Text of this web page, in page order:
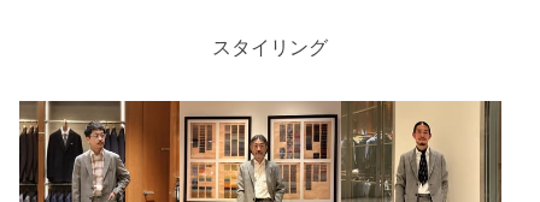
※商品画像は、光の当たり具合やパソコンなどの閲覧環境によ
り、実際の色味と異なって見える場合がございます。あらかじめ
※商品の色味の目安は、商品単体の画像をご参照ください。
店舗へお問い合わせの際は、全国のUNITED ARROWS各店舗ま
で下記の品名/品番をお申し付けください。
Length
スタイリング